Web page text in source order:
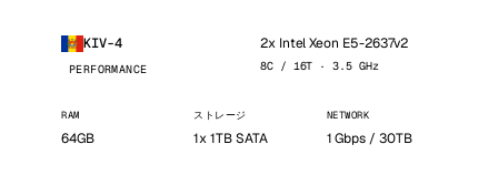
KIV-4
PERFORMANCE
2x Intel Xeon E5-2637v2
8C / 16T · 3.5 GHz
RAM
64GB
ストレージ
1x 1TB SATA
NETWORK
1 Gbps / 30TB